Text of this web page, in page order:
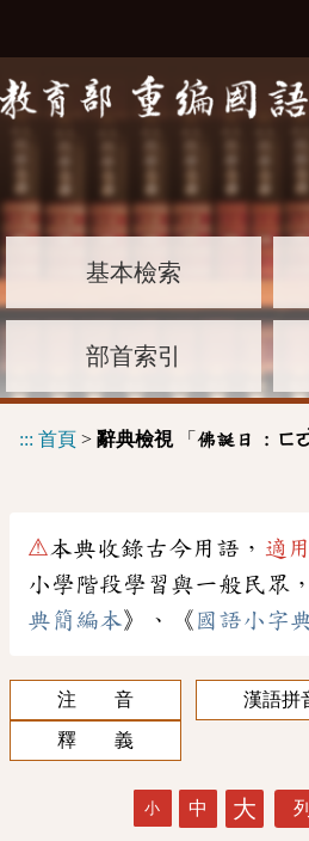
基本檢索
部首索引
::: 首頁 > 辭典檢視「 佛誕日 : ㄈㄛ
⚠本典收錄古今用語， 適
小學階段學習與一般民眾
典簡編本》、《 國語小字
注 音
漢語拼
釋 義
小 中 大